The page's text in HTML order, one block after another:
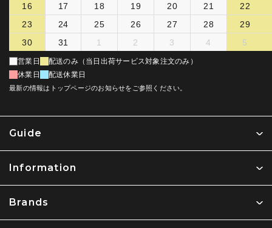
Guide
Information
Brands
16
17 18 19 20 21
22
23
24 25 26 27 28
29
30
31 1 2 3 4 5
営業日
配送のみ（当日出荷サービス対象注文のみ）
休業日
配送休業日
最新の情報はトップページのお知らせをご参照ください。